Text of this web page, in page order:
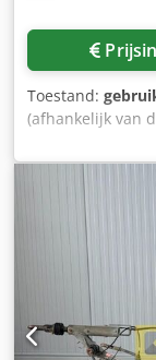
Toestand:
(afhankelijk van
m³/min (of tot
1,04 m³/min bij
overdruk: naar
afmetingen
gemonteerd)
koudemiddel)
(geruisloos in
x 1100 mm
(varieert
Elektrische